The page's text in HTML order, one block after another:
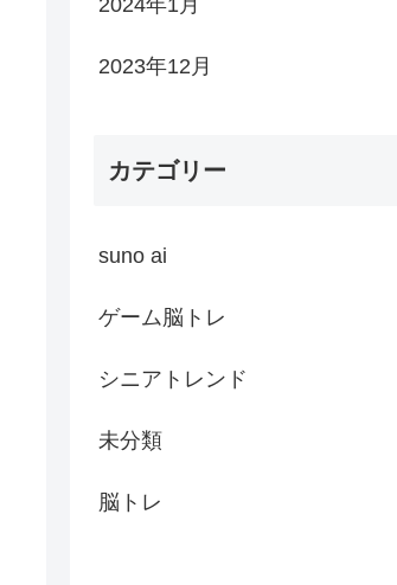
2023年12月
カテゴリー
suno ai
ゲーム脳トレ
シニアトレンド
未分類
脳トレ